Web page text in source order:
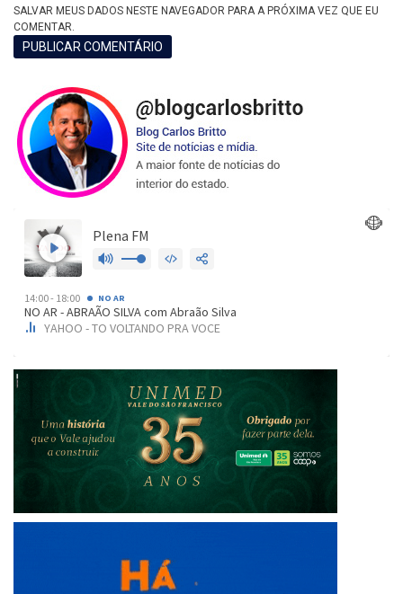
SALVAR MEUS DADOS NESTE NAVEGADOR PARA A PRÓXIMA VEZ QUE EU
COMENTAR.